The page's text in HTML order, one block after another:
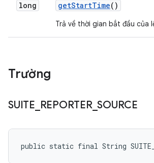
long getStartTime()
Trả về thời gian bắt đầu của
Trường
SUITE REPORTER_SOURCE
public static final String